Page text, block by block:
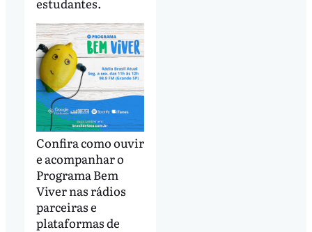
Confira como ouvir
e acompanhar o
Programa Bem
Viver nas rádios
parceiras e
plataformas de